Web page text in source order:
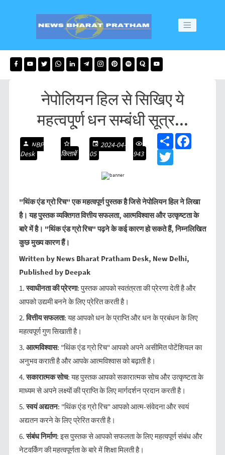
नेपोलियन हिल से सिखिए ये
महत्वपू्र्ण धन सम्बंधी सूत्र...
NBP
Desk
किताबें
2024-04-
05
943
S
a
F
T
r
"थिंक एंड ग्रो रिच" एक महत्वपूर्ण पुस्तक है जिसे नेपोलियन हिल ने लिखा
है। यह पुस्तक व्यक्तिगत वित्तीय सफलता, आत्मविश्वास और उत्कृष्टता के
बारे में है। "थिंक एंड ग्रो रिच" पढ़ने के कई कारण हो सकते हैं, निम्नलिखित
कुछ मुख्य कारण हैं।
Written by News Bharat Pratham Desk, New Delhi,
Published by Deepak
1.स्वाधीनता की प्रेरणा: पुस्तक आपको स्वतंत्रता की प्रेरणा देती है और
आपको उद्यमी बनने के लिए प्रेरित करती है।
2.वित्तीय सफलता: यह आपको धन के प्राप्ति और धन के प्रबंधन के लिए
महत्वपूर्ण गुण सिखाती है।
3. आत्मविश्वास: "थिंक एंड ग्रो रिच" आपको अपने असीमित पोटेंशियल का
अनुभव कराती है और आपके आत्मविश्वास को बढ़ाती है।
4.सकारात्मक सोच: यह पुस्तक आपको सकारात्मक सोच और उत्कृष्टता के
माध्यम से अपने लक्ष्यों की प्राप्ति के लिए मार्गदर्शन प्रदान करती है।
5.स्वयं अद्यतन: "थिंक एंड ग्रो रिच" आपको आत्म-संवेदना और स्वयं
अद्यतन करने के लिए प्रेरित करती है।
6.संबंध निर्माण: इस पुस्तक से आपको सफलता के लिए महत्वपूर्ण संबंध और
नेटवर्किंग की महत्वपूर्णता के बारे में शिक्षा मिलती है।